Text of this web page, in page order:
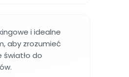
i idealne
aby zrozumieć
światło do